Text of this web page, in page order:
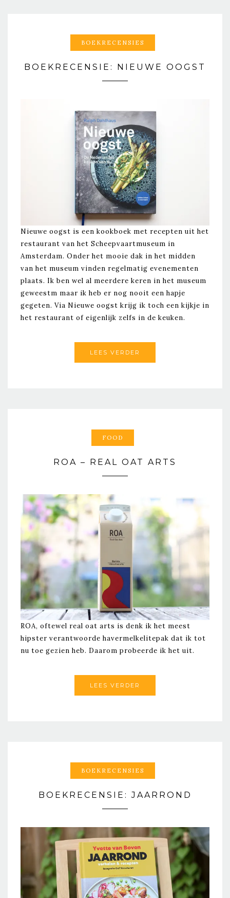
BOEKRECENSIES
BOEKRECENSIE: NIEUWE OOGST
Nieuwe oogst is een kookboek met recepten uit het
restaurant van het Scheepvaartmuseum in
Amsterdam. Onder het mooie dak in het midden
van het museum vinden regelmatig evenementen
plaats. Ik ben wel al meerdere keren in het museum
geweestm maar ik heb er nog nooit een hapje
gegeten. Via Nieuwe oogst krijg ik toch een kijkje in
het restaurant of eigenlijk zelfs in de keuken.
LEES VERDER
FOOD
ROA – REAL OAT ARTS
ROA, oftewel real oat arts is denk ik het meest
hipster verantwoorde havermelkelitepak dat ik tot
nu toe gezien heb. Daarom probeerde ik het uit.
LEES VERDER
BOEKRECENSIES
BOEKRECENSIE: JAARROND